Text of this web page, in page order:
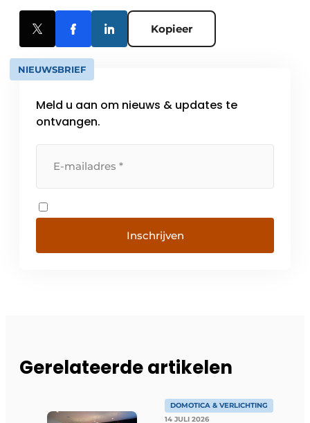
Kopieer
NIEUWSBRIEF
Meld u aan om nieuws & updates te
ontvangen.
Inschrijven
Gerelateerde artikelen
DOMOTICA & VERLICHTING
14 JULI 2026